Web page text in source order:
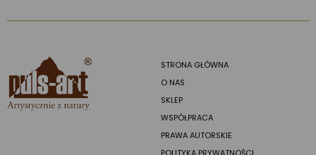
STRONA GŁÓWNA
O NAS
SKLEP
WSPÓŁPRACA
PRAWA AUTORSKIE